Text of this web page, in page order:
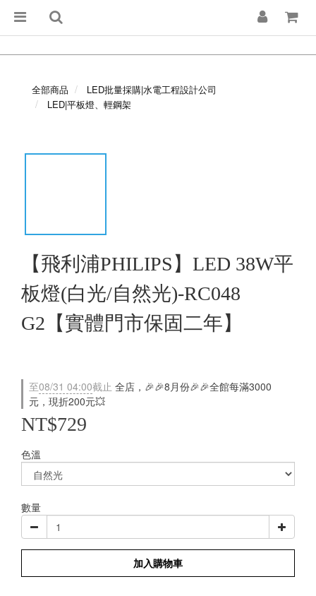
全部商品
LED批量採購|水電工程設計公司
LED|平板燈、輕鋼架
【飛利浦PHILIPS】LED 38W平
板燈(白光/自然光)-RC048
G2【實體門市保固二年】
至08/31 04:00截止 全店，🎉🎉8月份🎉🎉全館每滿3000
元，現折200元💥
NT$729
色溫
數量
加入購物車